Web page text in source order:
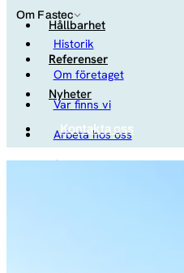
Om Fastec
Historik
Om företaget
Var finns vi
Arbeta hos oss
Studenter
Hållbarhet
Referenser
Nyheter
Kontakta oss